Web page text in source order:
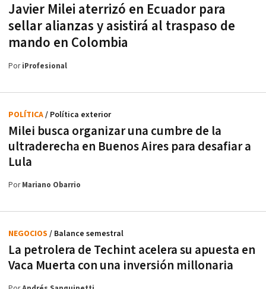
Javier Milei aterrizó en Ecuador para
sellar alianzas y asistirá al traspaso de
mando en Colombia
PoriProfesional
Milei busca organizar una cumbre de la
ultraderecha en Buenos Aires para desafiar a
Lula
POLÍTICA/ Política exterior
PorMariano Obarrio
La petrolera de Techint acelera su apuesta en
Vaca Muerta con una inversión millonaria
NEGOCIOS / Balance semestral